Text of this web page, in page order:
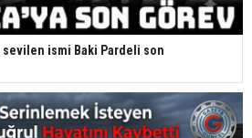
sevilen ismi Baki Pardeli son